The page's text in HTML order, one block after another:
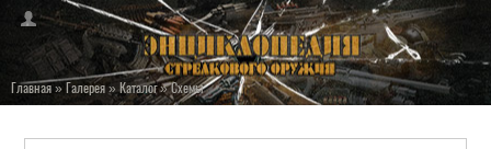
Главная»Галерея»Каталог»Схемы